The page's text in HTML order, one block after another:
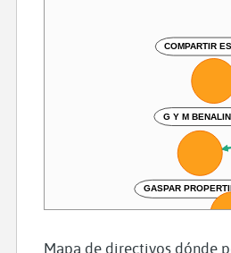
G Y M
GASPAR PROPERTIES
BLOCK REALTORS
COMPARTIR
Mapa de directivos dónde